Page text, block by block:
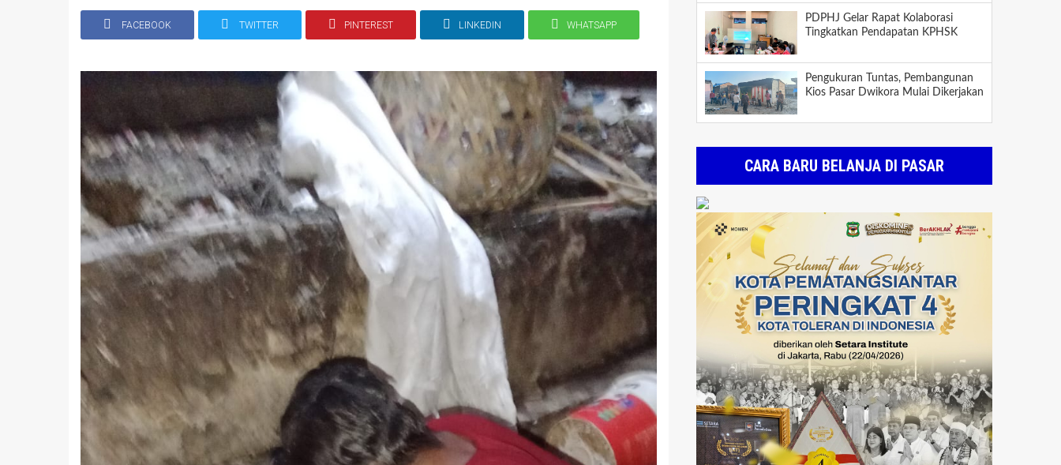
FACEBOOK TWITTER PINTEREST LINKEDIN WHATSAPP
PDPHJ Gelar Rapat Kolaborasi
Tingkatkan Pendapatan KPHSK
Pengukuran Tuntas, Pembangunan
Kios Pasar Dwikora Mulai Dikerjakan
CARA BARU BELANJA DI PASAR